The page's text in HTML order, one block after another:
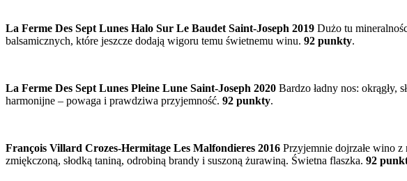
La Ferme Des Sept Lunes Halo Sur Le Baudet Saint-Joseph 2019 Dużo tu
balsamicznych, które jeszcze dodają wigoru temu świetnemu winu. 92 punkty.
La Ferme Des Sept Lunes Pleine Lune Saint-Joseph 2020 Bardzo ładny nos: okrągły,
harmonijne – powaga i prawdziwa przyjemność. 92 punkty.
François Villard Crozes-Hermitage Les Malfondieres 2016 Przyjemnie dojrzałe wino
zmiękczoną, słodką taniną, odrobiną brandy i suszoną żurawiną. Świetna flaszka. 92